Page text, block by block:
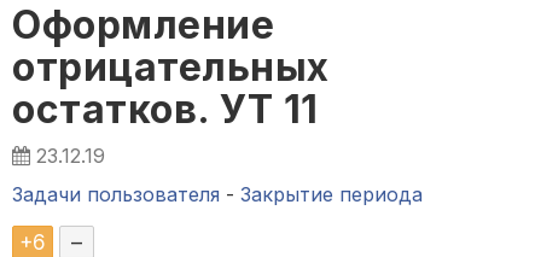
Оформление
отрицательных
остатков. УТ 11
23.12.19
Задачи пользователя - Закрытие периода
+6 –